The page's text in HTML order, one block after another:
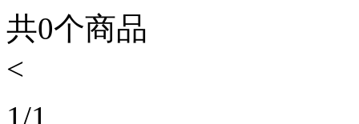
共0个商品
<
1/1